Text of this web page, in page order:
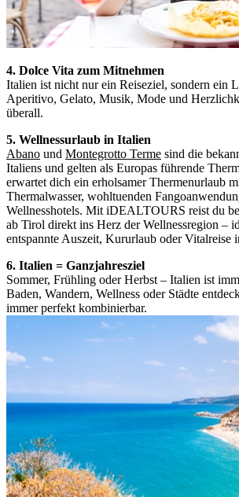
4. Dolce Vita zum Mitnehmen
Italien ist nicht nur ein Reiseziel, sondern ein
Aperitivo, Gelato, Musik, Mode und
überall.
5. Wellnessurlaub in Italien
Abano und Montegrotto Terme sind die
Italiens und gelten als Europas führende
erwartet dich ein erholsamer Thermenurlaub
Thermalwasser, wohltuenden
Wellnesshotels. Mit iDEALTOURS reist du
ab Tirol direkt ins Herz der Wellnessregion –
entspannte Auszeit, Kururlaub oder Vitalreise
6. Italien = Ganzjahresziel
Sommer, Frühling oder Herbst – Italien ist
Baden, Wandern, Wellness oder Städte
immer perfekt kombinierbar.